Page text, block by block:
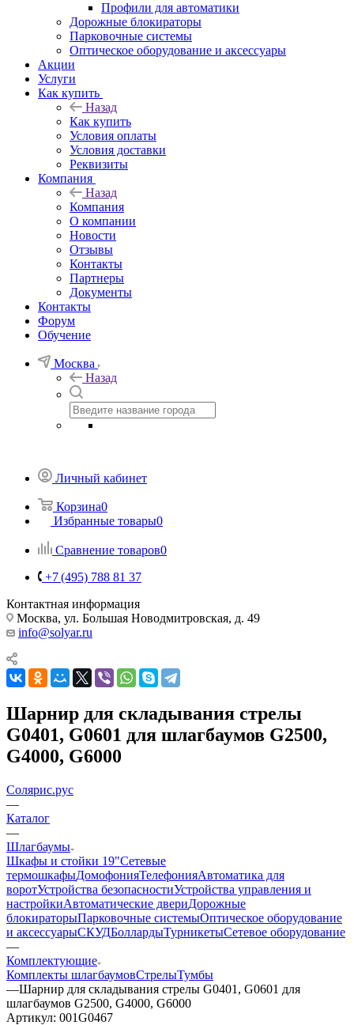
Профили для автоматики
Дорожные блокираторы
Парковочные системы
Оптическое оборудование и аксессуары
Акции
Услуги
Как купить
Назад
Как купить
Условия оплаты
Условия доставки
Реквизиты
Компания
Назад
Компания
О компании
Новости
Отзывы
Контакты
Партнеры
Документы
Контакты
Форум
Обучение
Москва
Назад
Личный кабинет
Корзина0
Избранные товары0
Сравнение товаров0
+7 (495) 788 81 37
Контактная информация
Москва, ул. Большая Новодмитровская, д. 49
info@solyar.ru
Шарнир для складывания стрелы
G0401, G0601 для шлагбаумов G2500,
G4000, G6000
Солярис.рус
—
Каталог
—
Шлагбаумы
Шкафы и стойки 19"Сетевые
термошкафыДомофонияТелефонияАвтоматика для
воротУстройства безопасностиУстройства управления и
настройкиАвтоматические двериДорожные
блокираторыПарковочные системыОптическое оборудование
и аксессуарыСКУДБоллардыТурникетыСетевое оборудование
—
Комплектующие
Комплекты шлагбаумовСтрелыТумбы
—Шарнир для складывания стрелы G0401, G0601 для
шлагбаумов G2500, G4000, G6000
Артикул: 001G0467